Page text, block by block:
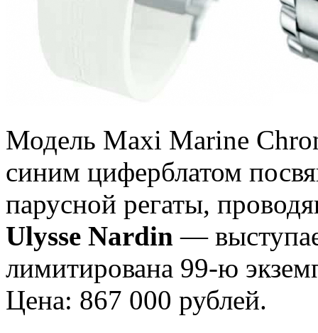
Модель Maxi Marine
синим циферблатом
парусной регаты,
Ulysse Nardin —
лимитирована 99-ю
Цена: 867 000 рублей.